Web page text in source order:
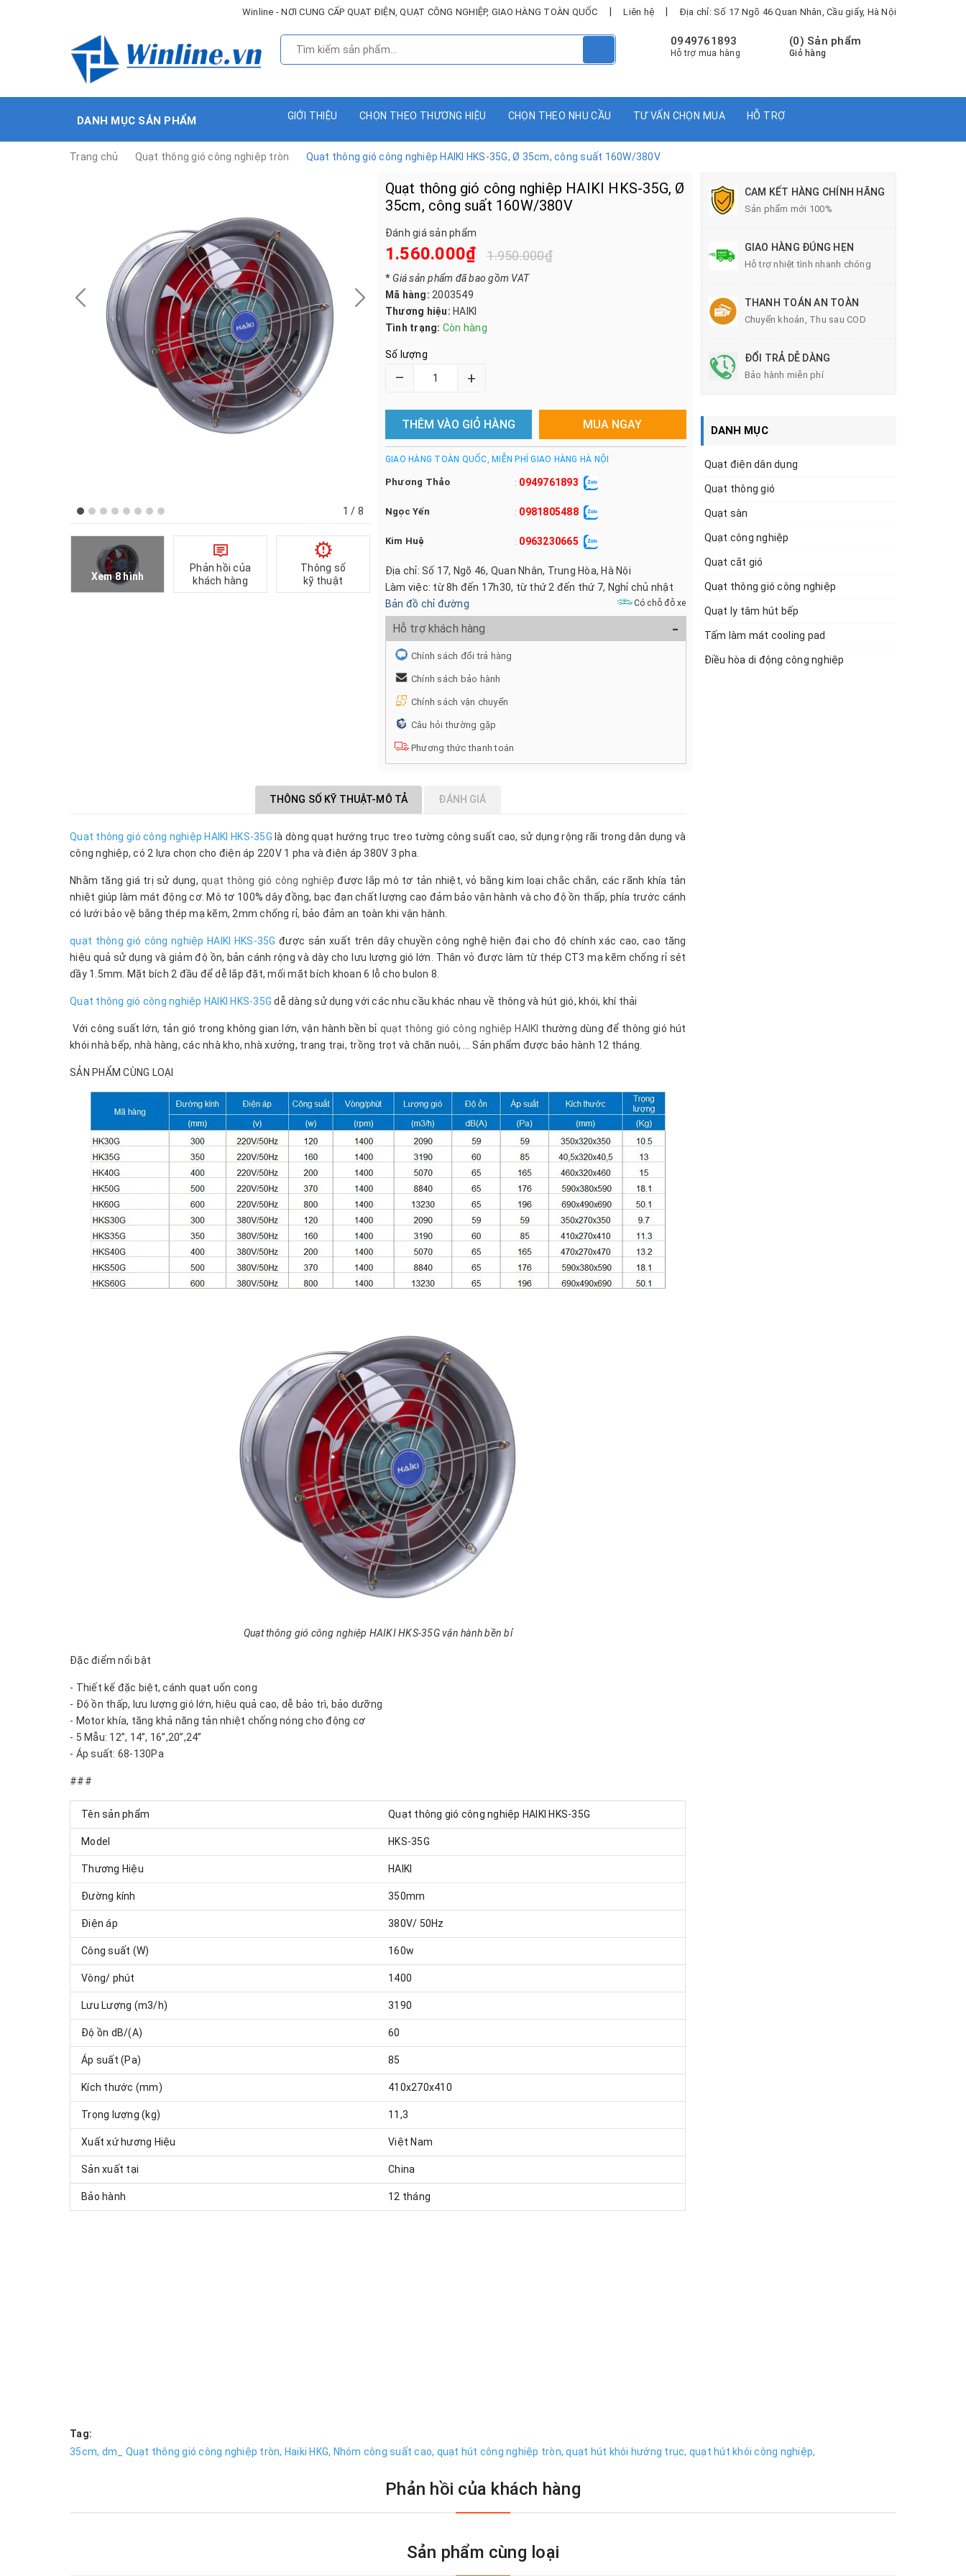
Winline - NƠI CUNG CẤP QUẠT ĐIỆN, QUẠT CÔNG NGHIỆP, GIAO HÀNG TOÀN QUỐC Liên hệ Địa chỉ: Số 17 Ngõ 46 Quan Nhân, Cầu giấy, Hà Nội
(0) Sản phẩm
Giỏ hàng
0949761893
Hỗ trợ mua hàng
DANH MỤC SẢN PHẨM GIỚI THIỆU CHỌN THEO THƯƠNG HIỆU CHỌN THEO NHU CẦU TƯ VẤN CHỌN MUA HỖ TRỢ
Trang chủ Quạt thông gió công nghiệp tròn Quạt thông gió công nghiệp HAIKI HKS-35G, Ø 35cm, công suất 160W/380V
1 / 8
Xem 8 hình
Phản hồi của
khách hàng
Thông số
kỹ thuật
Quạt thông gió công nghiệp HAIKI HKS-35G, Ø
35cm, công suất 160W/380V
Đánh giá sản phẩm
1.560.000₫ 1.950.000₫
*Giá sản phẩm đã bao gồm VAT
Mã hàng: 2003549
Thương hiệu: HAIKI
Tình trạng: Còn hàng
Số lượng
– +
THÊM VÀO GIỎ HÀNG MUA NGAY
GIAO HÀNG TOÀN QUỐC, MIỄN PHÍ GIAO HÀNG HÀ NỘI
Phương Thảo : 0949761893
Ngọc Yến : 0981805488
Kim Huệ : 0963230665
Địa chỉ: Số 17, Ngõ 46, Quan Nhân, Trung Hòa, Hà Nội
Làm việc: từ 8h đến 17h30, từ thứ 2 đến thứ 7, Nghỉ chủ nhật
Bản đồ chỉ đường
Có chỗ đỗ xe
Hỗ trợ khách hàng -
Chính sách đổi trả hàng
Chính sách bảo hành
Chính sách vận chuyển
Câu hỏi thường gặp
Phương thức thanh toán
THÔNG SỐ KỸ THUẬT-MÔ TẢ ĐÁNH GIÁ
Quạt thông gió công nghiệp HAIKI HKS-35G là dòng quạt hướng trục treo tường công suất cao, sử dụng rộng rãi trong dân dụng và
công nghiệp, có 2 lựa chọn cho điện áp 220V 1 pha và điện áp 380V 3 pha.
Nhằm tăng giá trị sử dụng,quạt thông gió công nghiệp được lắp mô tơ tản nhiệt, vỏ bằng kim loại chắc chắn, các rãnh khía tản
nhiệt giúp làm mát động cơ. Mô tơ 100% dây đồng, bạc đạn chất lượng cao đảm bảo vận hành và cho độ ồn thấp, phía trước cánh
có lưới bảo vệ bằng thép mạ kẽm, 2mm chống rỉ, bảo đảm an toàn khi vận hành.
quạt thông gió công nghiệp HAIKI HKS-35G được sản xuất trên dây chuyền công nghệ hiện đại cho độ chính xác cao, cao tăng
hiệu quả sử dụng và giảm độ ồn, bản cánh rộng và dày cho lưu lượng gió lớn. Thân vỏ được làm từ thép CT3 mạ kẽm chống rỉ sét
dầy 1.5mm. Mặt bích 2 đầu để dễ lắp đặt, mối mặt bích khoan 6 lỗ cho bulon 8.
Quạt thông gió công nghiệp HAIKI HKS-35G dễ dàng sử dụng với các nhu cầu khác nhau về thông và hút gió, khói, khí thải
Với công suất lớn, tản gió trong không gian lớn, vận hành bền bỉ quạt thông gió công nghiệp HAIKI thường dùng để thông gió hút
khói nhà bếp, nhà hàng, các nhà kho, nhà xưởng, trang trại, trồng trọt và chăn nuôi, ... Sản phẩm được bảo hành 12 tháng.
SẢN PHẨM CÙNG LOẠI
Quạt thông gió công nghiệp HAIKI HKS-35G vận hành bền bỉ
Đặc điểm nổi bật
- Thiết kế đặc biệt, cánh quạt uốn cong
- Độ ồn thấp, lưu lượng gió lớn, hiệu quả cao, dễ bảo trì, bảo dưỡng
- Motor khía, tăng khả năng tản nhiệt chống nóng cho động cơ
- 5 Mẫu: 12”, 14”, 16”,20”,24”
- Áp suất: 68-130Pa
###
Tên sản phẩm Quạt thông gió công nghiệp HAIKI HKS-35G
Model HKS-35G
Thương Hiệu HAIKI
Đường kính 350mm
Điện áp 380V/ 50Hz
Công suất (W) 160w
Vòng/ phút 1400
Lưu Lượng (m3/h) 3190
Độ ồn dB/(A) 60
Áp suất (Pa) 85
Kích thước (mm) 410x270x410
Trọng lượng (kg) 11,3
Xuất xứ hương Hiệu Việt Nam
Sản xuất tại China
Bảo hành 12 tháng
CAM KẾT HÀNG CHÍNH HÃNG
Sản phẩm mới 100%
GIAO HÀNG ĐÚNG HẸN
Hỗ trợ nhiệt tình nhanh chóng
THANH TOÁN AN TOÀN
Chuyển khoản, Thu sau COD
ĐỔI TRẢ DỄ DÀNG
Bảo hành miễn phí
DANH MỤC
Quạt điện dân dụng
Quạt thông gió
Quạt sàn
Quạt công nghiệp
Quạt cắt gió
Quạt thông gió công nghiệp
Quạt ly tâm hút bếp
Tấm làm mát cooling pad
Điều hòa di động công nghiệp
Tag:
35cm, dm_ Quạt thông gió công nghiệp tròn, Haiki HKG, Nhóm công suất cao, quạt hút công nghiệp tròn, quạt hút khói hướng trục, quạt hút khói công nghiệp,
Phản hồi của khách hàng
Sản phẩm cùng loại